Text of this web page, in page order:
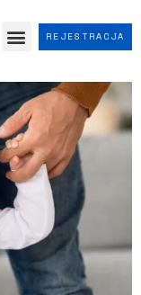
REJESTRACJA